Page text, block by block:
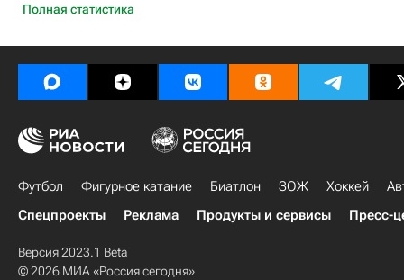
Полная статистика
Футбол Фигурное катание Биатлон ЗОЖ Хоккей
Спецпроекты
Реклама Продукты и сервисы Пресс-
Версия 2023.1 Beta
© 2026 МИА «Россия сегодня»